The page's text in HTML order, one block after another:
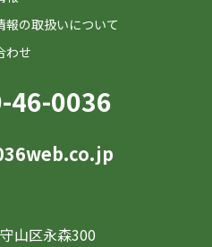
報の取扱いについて
わせ
46-0036
山区永森300